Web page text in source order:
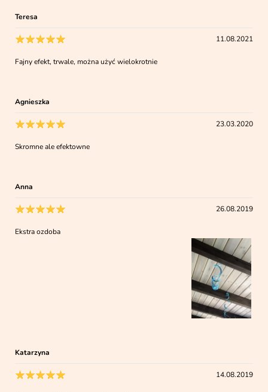
Teresa
11.08.2021
Fajny efekt, trwale, można użyć wielokrotnie
Agnieszka
23.03.2020
Skromne ale efektowne
Anna
26.08.2019
Ekstra ozdoba
Katarzyna
14.08.2019